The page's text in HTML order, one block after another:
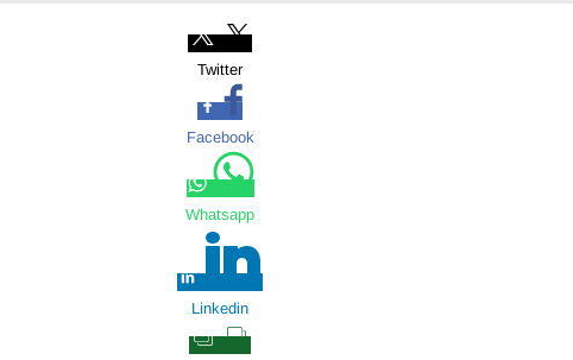
Twitter
Facebook
Whatsapp
Linkedin